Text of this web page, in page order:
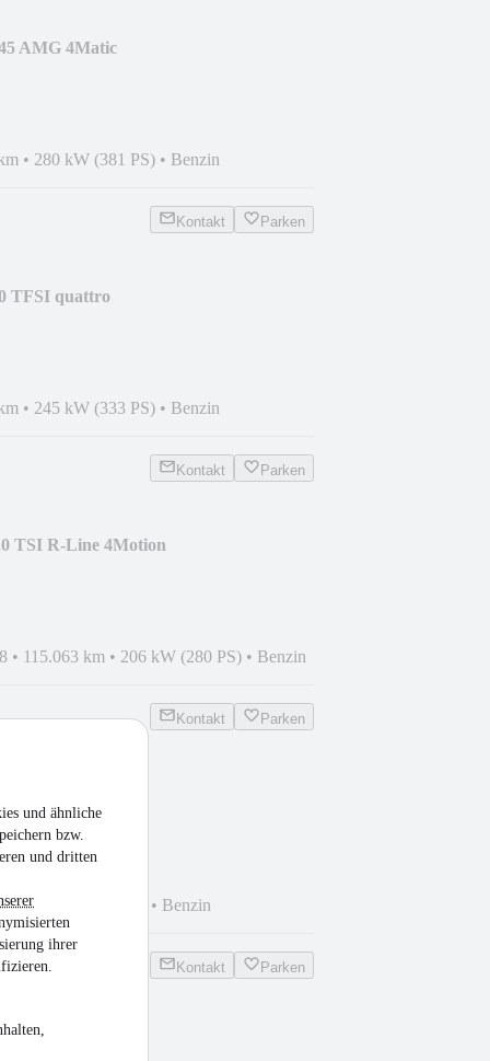
und ähnliche
bzw.
und dritten
ihrer
AMG 4Matic
• 280 kW (381 PS) • Benzin
Kontakt Parken
TFSI quattro
• 245 kW (333 PS) • Benzin
Kontakt Parken
TSI R-Line 4Motion
• 115.063 km • 206 kW (280 PS) • Benzin
Kontakt Parken
•225 kW (306 PS) • Benzin
Kontakt Parken
T 4Matic